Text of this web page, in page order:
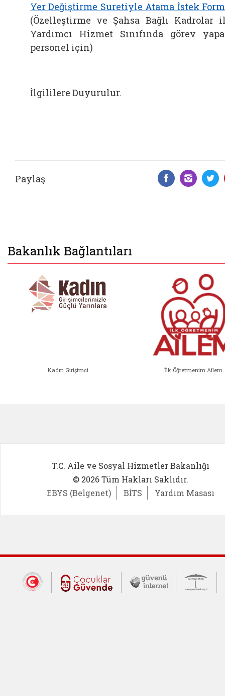
Yer Değiştirme Suretiyle Atama İstek
(Özelleştirme ve Şahsa Bağlı Kadrolar
Yardımcı Hizmet Sınıfında görev
personel için)
İlgililere Duyurulur.
Paylaş
Bakanlık Bağlantıları
Kadın Girişimci İlk Öğretmenim Ailem
T.C. Aile ve Sosyal Hizmetler Bakanlığı
© 2026 Tüm Hakları Saklıdır.
EBYS (Belgenet)
BİTS Yardım Masası
Dış Bağlantılar
Cumhurbaşkanlığı İletişim Merkezi
Çocuklar Güvende (yeni
Güvenli